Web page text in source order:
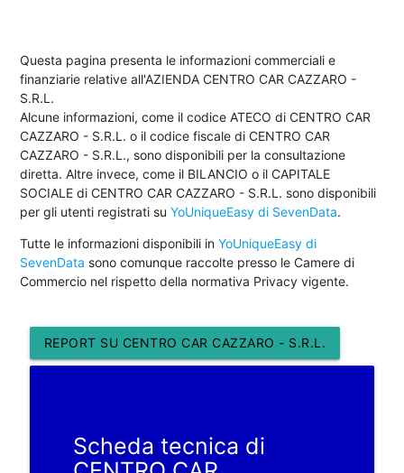
Questa pagina presenta le informazioni commerciali e
finanziarie relative all'AZIENDA CENTRO CAR CAZZARO -
S.R.L.
Alcune informazioni, come il codice ATECO di CENTRO CAR
CAZZARO - S.R.L. o il codice fiscale di CENTRO CAR
CAZZARO - S.R.L., sono disponibili per la consultazione
diretta. Altre invece, come il BILANCIO o il CAPITALE
SOCIALE di CENTRO CAR CAZZARO - S.R.L. sono disponibili
per gli utenti registrati suYoUniqueEasy di SevenData.
Tutte le informazioni disponibili inYoUniqueEasy di
SevenData sono comunque raccolte presso le Camere di
Commercio nel rispetto della normativa Privacy vigente.
REPORT SU CENTRO CAR CAZZARO - S.R.L.
Scheda tecnica di